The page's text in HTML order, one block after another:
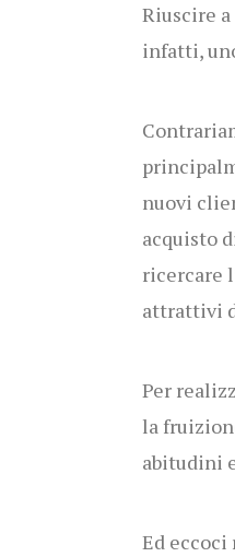
Riuscire
infatti,
nuovi
acquisto
ricercare
attrattivi
Per
la
abitudini
Ed